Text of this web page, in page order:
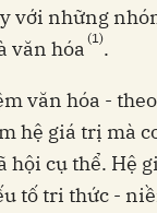
với những
văn hóa (1).
văn hóa -
hệ giá trị mà
hội cụ thể. Hệ
tố tri thức -